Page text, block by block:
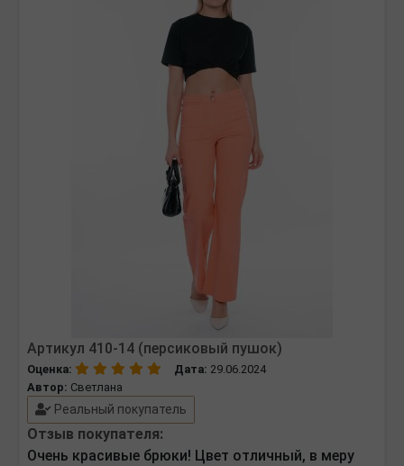
Артикул 410-14 (персиковый пушок)
Оценка: Дата: 29.06.2024
Автор: Светлана
Реальный покупатель
Отзыв покупателя:
Очень красивые брюки! Цвет отличный, в меру